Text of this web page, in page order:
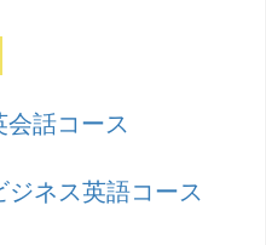
会話コース
ジネス英語コース